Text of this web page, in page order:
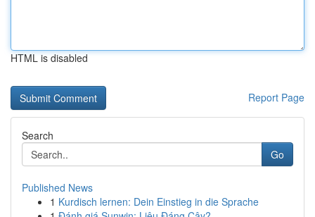
HTML is disabled
Report Page
Search
Go
Published News
1 Kurdisch lernen: Dein Einstieg in die Sprache